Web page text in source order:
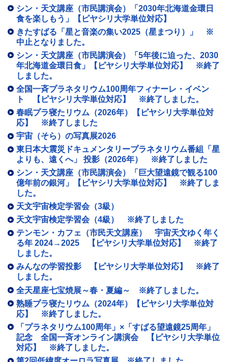
シン・天文講座（市民講演会）「2030年北海道金環日
食を楽しもう」【ピヤシリ大学単位対応】
きたすばる「星と音楽の集い2025（星まつり）」 ※
中止となりました。
シン・天文講座（市民講演会）「5年後に迫った、2030
年北海道金環日食」【ピヤシリ大学単位対応】 ※終了
しました。
全国一斉プラネタリウム100周年フィナーレ・イベン
ト 【ピヤシリ大学単位対応】 ※終了しました。
春眠プラ寝たリウム（2026年）【ピヤシリ大学単位対
応】 ※終了しました
宇宙（そら）の写真展2026
東日本大震災ドキュメンタリープラネタリウム番組「星
よりも、遠くへ」 投影（2026年） ※終了しました
シン・天文講座（市民講演会）「巨大望遠鏡で観る100
億年前の銀河」【ピヤシリ大学単位対応】 ※終了しま
した。
天文宇宙検定学習会（3級）
天文宇宙検定学習会（4級） ※終了しました
テンモン・カフェ（市民天文講座） 宇宙天文ゆく年く
る年 2024→2025 【ピヤシリ大学単位対応】 ※終了
しました。
みんなの学習投影 【ピヤシリ大学単位対応】 ※終了
しました。
全天星座七宝焼展～春・夏編～ ※終了しました。
熟睡プラ寝たリウム（2024年）【ピヤシリ大学単位対
応】 ※終了しました。
「プラネタリウム100周年」×「すばる望遠鏡25周年」
記念 全国一斉オンライン講演会 【ピヤシリ大学単位
対応】 ※終了しました。